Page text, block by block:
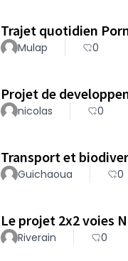
Trajet quotidien
Mulap 0
Projet de
nicolas 0
Transport et
Guichaoua 0
Le projet 2x2 voies
Riverain 0